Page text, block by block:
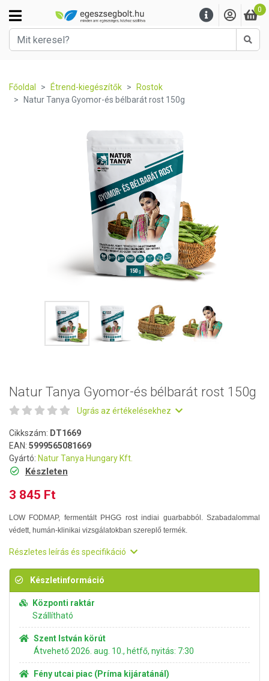
0
Főoldal Étrend-kiegészítők
Rostok
Natur Tanya Gyomor-és bélbarát rost 150g
Natur Tanya Gyomor-és bélbarát rost 150g
Ugrás az értékelésekhez
Cikkszám: DT1669
EAN: 5999565081669
Gyártó: Natur Tanya Hungary Kft.
Készleten
3 845 Ft
LOW FODMAP, fermentált PHGG rost indiai guarbabból. Szabadalommal
védett, humán-klinikai vizsgálatokban szereplő termék.
Részletes leírás és specifikáció
Készletinformáció
Központi raktár
Szállítható
Szent István körút
Átvehető 2026. aug. 10., hétfő, nyitás: 7:30
Fény utcai piac (Príma kijáratánál)